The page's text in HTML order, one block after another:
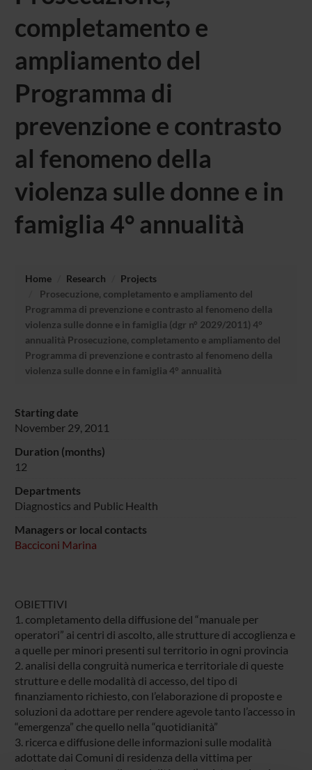
completamento e
ampliamento del
Programma di
prevenzione e contrasto
al fenomeno della
violenza sulle donne e in
famiglia 4° annualità
Home Research
Projects
Prosecuzione, completamento e ampliamento del
Programma di prevenzione e contrasto al fenomeno della
violenza sulle donne e in famiglia (dgr n° 2029/2011) 4°
annualità Prosecuzione, completamento e ampliamento del
Programma di prevenzione e contrasto al fenomeno della
violenza sulle donne e in famiglia 4° annualità
Starting date
November 29, 2011
Duration (months)
12
Departments
Diagnostics and Public Health
Managers or local contacts
Bacciconi Marina
OBIETTIVI
1. completamento della diffusione del “manuale per
operatori” ai centri di ascolto, alle strutture di accoglienza e
a quelle per minori presenti sul territorio in ogni provincia
2. analisi della congruità numerica e territoriale di queste
strutture e delle modalità di accesso, del tipo di
finanziamento richiesto, con l’elaborazione di proposte e
soluzioni da adottare per rendere agevole tanto l’accesso in
“emergenza” che quello nella “quotidianità”
3. ricerca e diffusione delle informazioni sulle modalità
adottate dai Comuni di residenza della vittima per